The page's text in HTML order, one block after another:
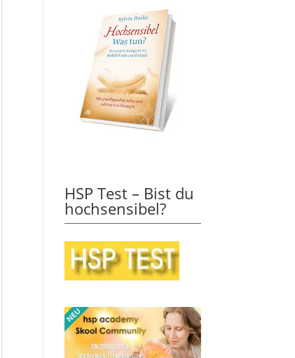
HSP Test – Bist du
hochsensibel?